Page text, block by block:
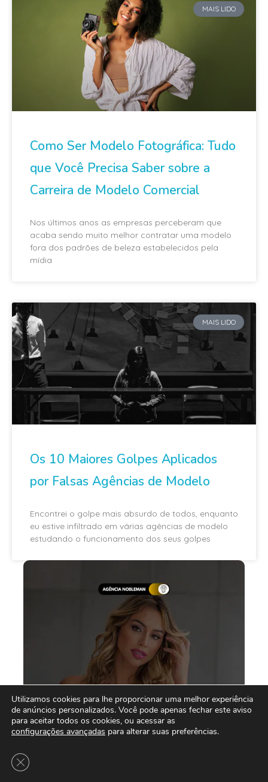
MAIS LIDO
Como Ser Modelo Fotográfica: Tudo
que Você Precisa Saber sobre a
Carreira de Modelo Comercial
Nos últimos anos as empresas perceberam que
acaba sendo muito melhor contratar uma modelo
fora dos padrões de beleza estabelecidos pela
mídia
MAIS LIDO
Os 10 Maiores Golpes Aplicados
por Falsas Agências de Modelo
Encontrei o golpe mais absurdo de todos, enquanto
eu estive infiltrado em várias agências de modelo
estudando o funcionamento dos seus golpes
Utilizamos cookies para lhe proporcionar uma melhor experiência
de anúncios personalizados. Você pode apenas fechar este aviso
para aceitar todos os cookies, ou acessar as
configurações avançadas para alterar suas preferências.
Close GDPR Cookie Banner